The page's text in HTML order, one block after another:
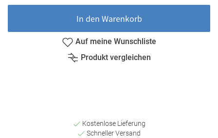
In den Warenkorb
Auf meine Wunschliste
Produkt vergleichen
Kostenlose Lieferung
Schneller Versand